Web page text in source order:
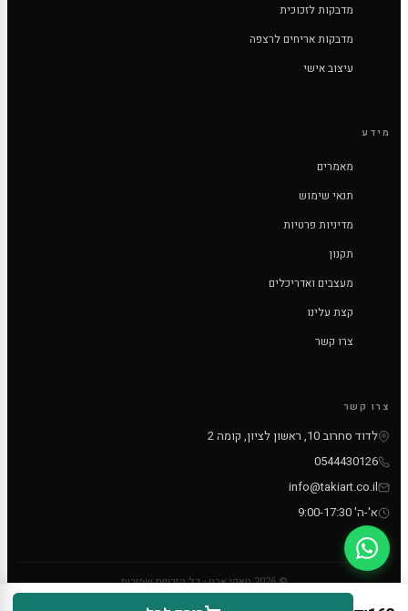
מדבקות לזכוכית
מדבקות אריחים לרצפה
עיצוב אישי
מידע
מאמרים
תנאי שימוש
מדיניות פרטיות
תקנון
מעצבים ואדריכלים
קצת עלינו
צרו קשר
צרו קשר
לדוד סחרוב 10, ראשון לציון, קומה 2
0544430126
info@takiart.co.il
א'-ה' 9:00-17:30
© 2026 טאקי ארט - כל הזכויות שמורות